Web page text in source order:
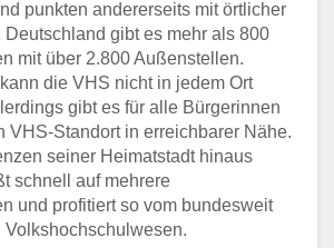
punkten andererseits mit örtlicher
Deutschland gibt es mehr als 800
mit über 2.800 Außenstellen.
die VHS nicht in jedem Ort
gibt es für alle Bürgerinnen
VHS-Standort in erreichbarer Nähe.
seiner Heimatstadt hinaus
schnell auf mehrere
und profitiert so vom bundesweit